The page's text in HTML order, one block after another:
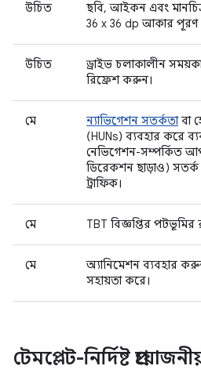
উচিত
ছবি, আইকন এবং
36 x 36 dp আকার
উচিত
ড্রাইভ চলাকালীন
রিফ্রেশ করুন।
মে ন্যাভিগেশন সতর্কতাবা
(HUNs) ব্যবহার করে
নেভিগেশন-সম্পর্কিত
ডিরেকশন ছাড়াও)
ট্রাফিক।
মে TBT বিজ্ঞপ্তির
মে
অ্যানিমেশন ব্যবহার
সহায়তা করে।
টেমপ্লেট-নির্দিষ্ট